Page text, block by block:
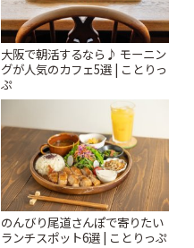
大阪で朝活するなら♪ モーニン
グが人気のカフェ5選 | ことりっ
ぷ
のんびり尾道さんぽで寄りたい
ランチスポット6選 | ことりっぷ